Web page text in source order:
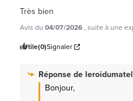
Très bien
Avis du 04/07/2026, suite à une
Utile(0)Signaler
Réponse de
Bonjour,